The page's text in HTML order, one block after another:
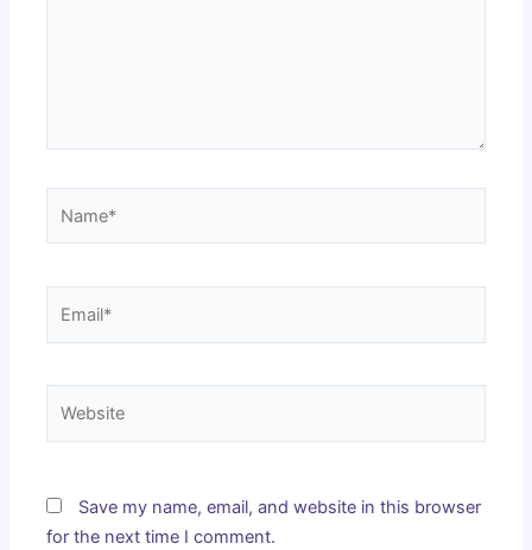
Save my name, email, and website in this browser
for the next time I comment.